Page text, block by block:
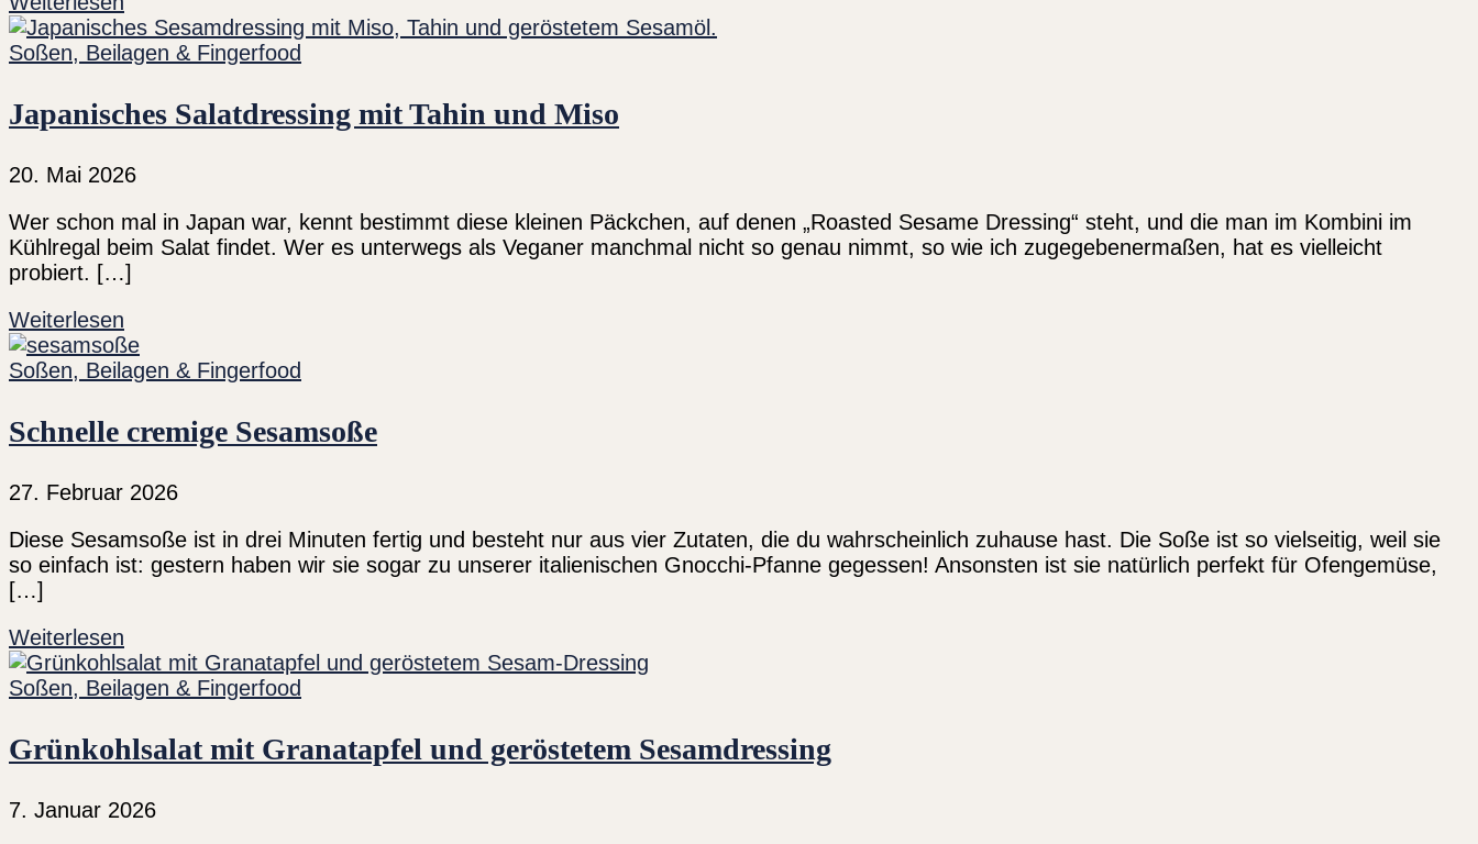
Soßen, Beilagen & Fingerfood
Japanisches Salatdressing mit Tahin und Miso
20. Mai 2026
Wer schon mal in Japan war, kennt bestimmt diese kleinen Päckchen, auf denen „Roasted Sesame Dressing“ steht, und die man im Kombini im
Kühlregal beim Salat findet. Wer es unterwegs als Veganer manchmal nicht so genau nimmt, so wie ich zugegebenermaßen, hat es vielleicht
probiert. […]
Weiterlesen
Soßen, Beilagen & Fingerfood
Schnelle cremige Sesamsoße
27. Februar 2026
Diese Sesamsoße ist in drei Minuten fertig und besteht nur aus vier Zutaten, die du wahrscheinlich zuhause hast. Die Soße ist so vielseitig, weil sie
so einfach ist: gestern haben wir sie sogar zu unserer italienischen Gnocchi-Pfanne gegessen! Ansonsten ist sie natürlich perfekt für Ofengemüse,
[…]
Weiterlesen
Soßen, Beilagen & Fingerfood
Grünkohlsalat mit Granatapfel und geröstetem Sesamdressing
7. Januar 2026